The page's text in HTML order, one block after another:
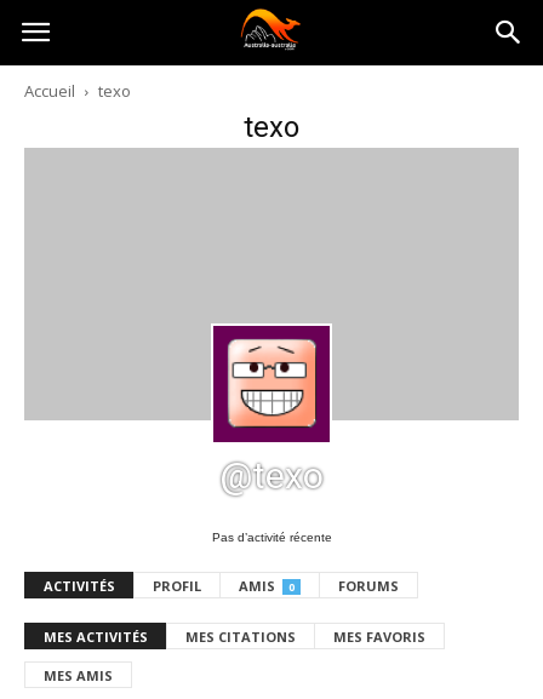
Australia-
australie.com
Accueil texo
texo
@texo
Pas d’activité récente
ACTIVITÉS PROFIL AMIS 0 FORUMS
MES ACTIVITÉS MES CITATIONS MES FAVORIS
MES AMIS